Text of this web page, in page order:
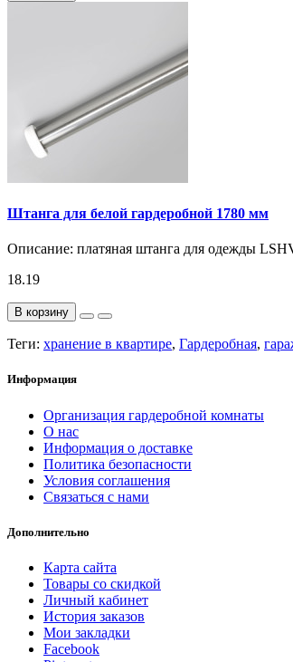
Штанга для белой гардеробной 1780 мм
Описание: платяная штанга для одежды
18.19
В корзину
Теги: хранение в квартире, Гардеробная,
Информация
Организация гардеробной комнаты
О нас
Информация о доставке
Политика безопасности
Условия соглашения
Связаться с нами
Дополнительно
Карта сайта
Товары со скидкой
Личный кабинет
История заказов
Мои закладки
Facebook